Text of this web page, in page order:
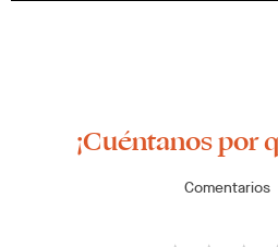
¡Cuéntanos por
Comentarios